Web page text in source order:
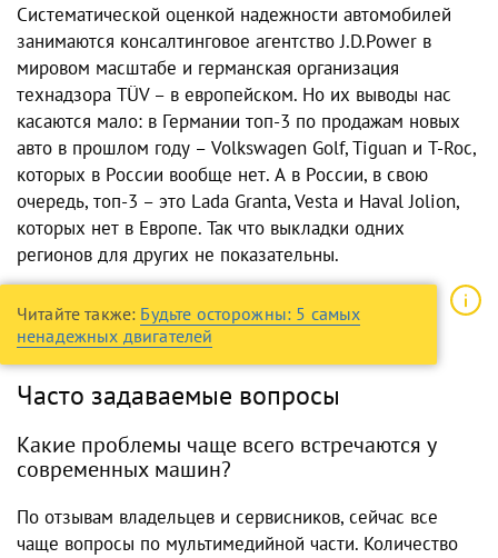
Систематической оценкой надежности автомобилей
занимаются консалтинговое агентство J.D.Power в
мировом масштабе и германская организация
технадзора TÜV – в европейском. Но их выводы нас
касаются мало: в Германии топ-3 по продажам новых
авто в прошлом году – Volkswagen Golf, Tiguan и T-Roc,
которых в России вообще нет. А в России, в свою
очередь, топ-3 – это Lada Granta, Vesta и Haval Jolion,
которых нет в Европе. Так что выкладки одних
регионов для других не показательны.
Читайте также: Будьте осторожны: 5 самых
ненадежных двигателей
Часто задаваемые вопросы
Какие проблемы чаще всего встречаются у
современных машин?
По отзывам владельцев и сервисников, сейчас все
чаще вопросы по мультимедийной части. Количество